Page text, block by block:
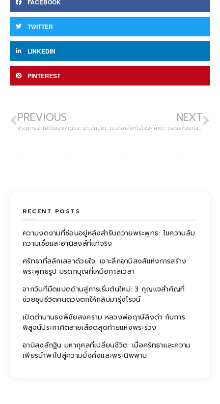
TWITTER
LINKEDIN
PINTEREST
PREVIOUS
พระพุทธเจ้าไม่ได้มีองค์เดียว: เจาะลึกนิยามแห่งพุทธะและวงล้อแห่งกาลเวลาที่ไม่มีวันสิ้นสุด
NEXT
มนต์อาลัยที่ไม่ใช่แค่คาถา: ถอดรหัสบทสวดงานศพที่ส่งผ่านความหมายถึงคนเป็น
RECENT POSTS
ความงดงามที่ซ่อนอยู่หลังสำรับถวายพระพุทธ: ไขความลับ
ความเชื่อและอานิสงส์ที่แท้จริง
ศรัทธาที่สลักเสลาด้วยใจ: เจาะลึกอานิสงส์แห่งการสร้าง
พระพุทธรูป มรดกบุญที่เหนือกาลเวลา
จากวันที่มืดแปดด้านสู่การเริ่มต้นใหม่: 3 กุญแจสำคัญที่
ช่วยชุบชีวิตคนดวงตกให้กลับมารุ่งโรจน์
เปิดตำนานธงพิชัยสงคราม หลวงพ่อฤาษีลิงดำ กับการ
พิสูจน์ประกาศิตสายเลือดสุดท้ายแห่งพระร่วง
อานิสงส์กฐิน มหากุศลที่เปลี่ยนชีวิต: เมื่อศรัทธาและความ
เพียรนำพาไปสู่ความมั่งคั่งและพระนิพพาน